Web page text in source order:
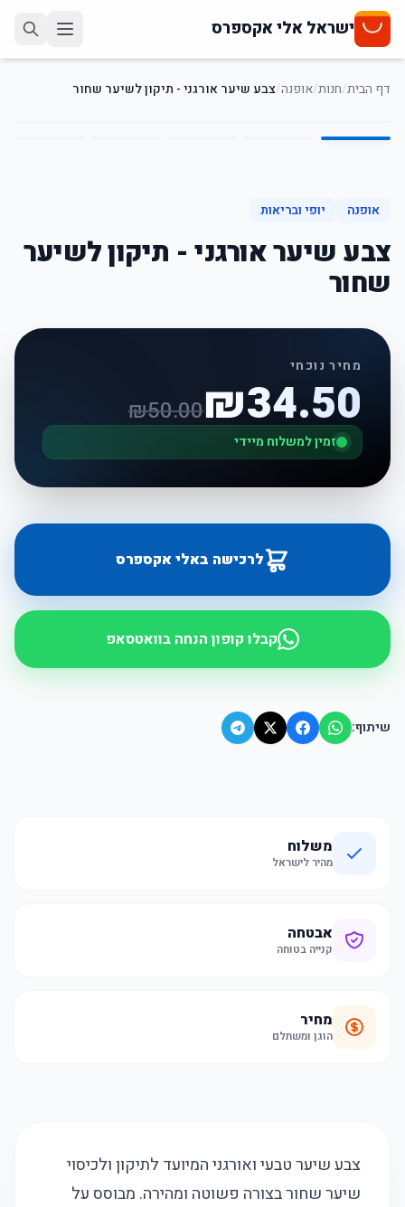
ישראל אלי אקספרס
דף הבית/חנות/אופנה/צבע שיער אורגני - תיקון לשיער שחור
1
/
5
אופנה יופי ובריאות
צבע שיער אורגני - תיקון לשיער
שחור
מחיר נוכחי
₪34.50
₪50.00
זמין למשלוח מיידי
לרכישה באלי אקספרס
קבלו קופון הנחה בוואטסאפ
שיתוף:
משלוח
מהיר לישראל
אבטחה
קנייה בטוחה
מחיר
הוגן ומשתלם
צבע שיער טבעי ואורגני המיועד לתיקון ולכיסוי
שיער שחור בצורה פשוטה ומהירה. מבוסס על